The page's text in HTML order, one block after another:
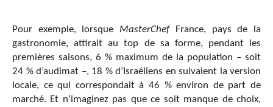
Pour exemple, lorsque MasterChefFrance, pays de la
gastronomie, attirait au top de sa forme, pendant les
premières saisons, 6 % maximum de la population – soit
24 % d’audimat –, 18 % d’Israéliens en suivaient la version
locale, ce qui correspondait à 46 % environ de part de
marché. Et n’imaginez pas que ce soit manque de choix,